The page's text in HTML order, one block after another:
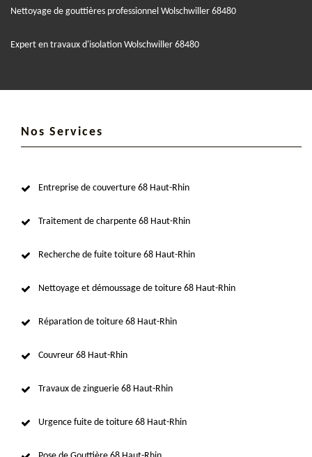
Nettoyage de gouttières professionnel Wolschwiller 68480
Expert en travaux d'isolation Wolschwiller 68480
Nos Services
Entreprise de couverture 68 Haut-Rhin
Traitement de charpente 68 Haut-Rhin
Recherche de fuite toiture 68 Haut-Rhin
Nettoyage et démoussage de toiture 68 Haut-Rhin
Réparation de toiture 68 Haut-Rhin
Couvreur 68 Haut-Rhin
Travaux de zinguerie 68 Haut-Rhin
Urgence fuite de toiture 68 Haut-Rhin